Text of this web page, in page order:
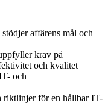
affärens mål och
krav på
och kvalitet
och
riktlinjer för en hållbar IT-